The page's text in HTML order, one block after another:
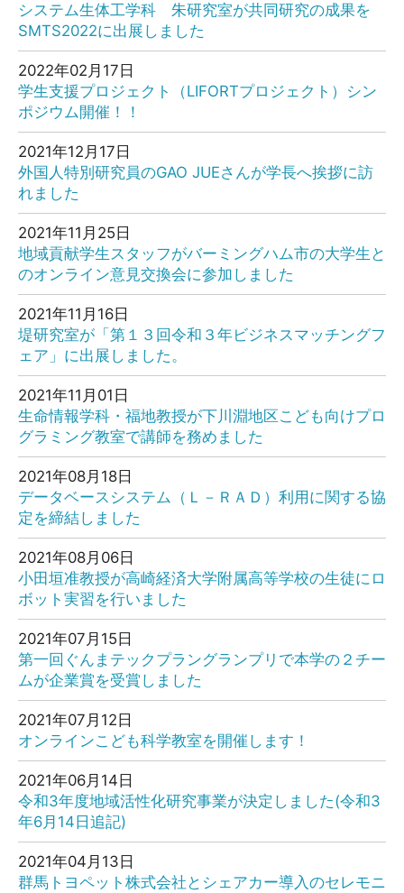
システム生体工学科 朱研究室が共同研究の成果を
SMTS2022に出展しました
2022年02月17日
学生支援プロジェクト（LIFORTプロジェクト）シン
ポジウム開催！！
2021年12月17日
外国人特別研究員のGAO JUEさんが学長へ挨拶に訪
れました
2021年11月25日
地域貢献学生スタッフがバーミングハム市の大学生と
のオンライン意見交換会に参加しました
2021年11月16日
堤研究室が「第１３回令和３年ビジネスマッチングフ
ェア」に出展しました。
2021年11月01日
生命情報学科・福地教授が下川淵地区こども向けプロ
グラミング教室で講師を務めました
2021年08月18日
データベースシステム（Ｌ－ＲＡＤ）利用に関する協
定を締結しました
2021年08月06日
小田垣准教授が高崎経済大学附属高等学校の生徒にロ
ボット実習を行いました
2021年07月15日
第一回ぐんまテックプラングランプリで本学の２チー
ムが企業賞を受賞しました
2021年07月12日
オンラインこども科学教室を開催します！
2021年06月14日
令和3年度地域活性化研究事業が決定しました(令和3
年6月14日追記)
2021年04月13日
群馬トヨペット株式会社とシェアカー導入のセレモニ